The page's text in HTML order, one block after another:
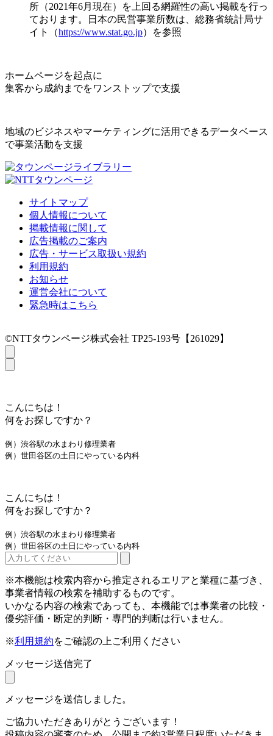
所（2021年6月現在）を上回る網羅性の高い掲載を行っ
ております。日本の民営事業所数は、総務省統計局サ
イト（https://www.stat.go.jp）を参照
ホームページを起点に
集客から成約までをワンストップで支援
地域のビジネスやマーケティングに活用できるデータベース
で事業活動を支援
サイトマップ
個人情報について
掲載情報に関して
広告掲載のご案内
広告・サービス取扱い規約
利用規約
お知らせ
運営会社について
緊急時はこちら
©NTTタウンページ株式会社 TP25-193号【261029】
こんにちは！
何をお探しですか？
例）渋谷駅の水まわり修理業者
例）世田谷区の土日にやっている内科
こんにちは！
何をお探しですか？
例）渋谷駅の水まわり修理業者
例）世田谷区の土日にやっている内科
※本機能は検索内容から推定されるエリアと業種に基づき、
事業者情報の検索を補助するものです。
いかなる内容の検索であっても、本機能では事業者の比較・
優劣評価・断定的判断・専門的判断は行いません。
※利用規約をご確認の上ご利用ください
メッセージ送信完了
メッセージを送信しました。
ご協力いただきありがとうございます！